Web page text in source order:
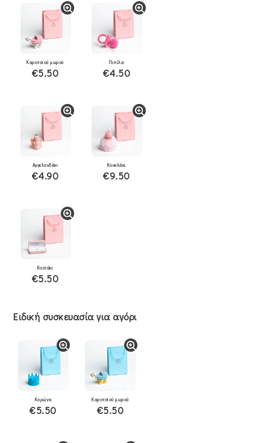
Καροτσιού μωρού
€5.50
Πιπίλα
€4.50
Αγγελουδάκι
€4.90
Κουκλάκι
€9.50
Κουτάκι
€5.50
Ειδική συσκευασία για αγόρι
Κορώνα
€5.50
Καροτσιού μωρού
€5.50